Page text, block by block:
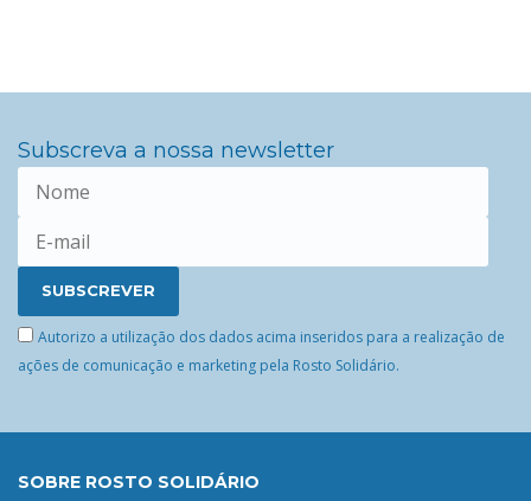
Subscreva a nossa newsletter
Autorizo a utilização dos dados acima inseridos para a realização de
ações de comunicação e marketing pela Rosto Solidário.
SOBRE ROSTO SOLIDÁRIO